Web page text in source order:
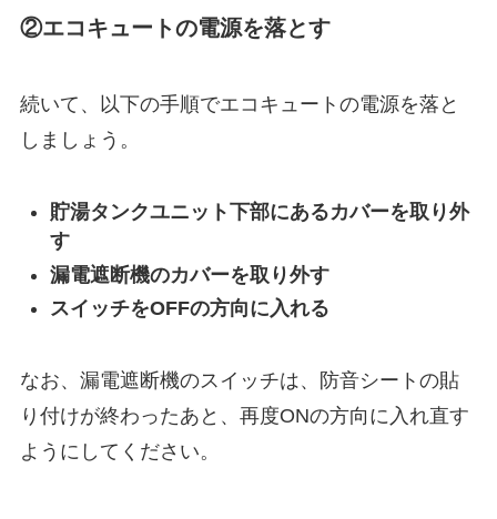
②エコキュートの電源を落とす
続いて、以下の手順でエコキュートの電源を落と
しましょう。
貯湯タンクユニット下部にあるカバーを取り外
す
漏電遮断機のカバーを取り外す
スイッチをOFFの方向に入れる
なお、漏電遮断機のスイッチは、防音シートの貼
り付けが終わったあと、再度ONの方向に入れ直す
ようにしてください。